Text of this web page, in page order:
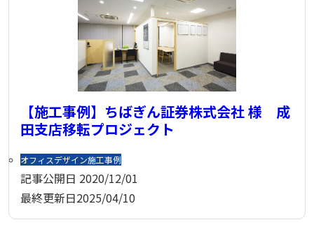
【施工事例】ちばぎん証券株式会社 様 成
田支店移転プロジェクト
オフィスデザイン施工事例
記事公開日 2020/12/01
最終更新日2025/04/10